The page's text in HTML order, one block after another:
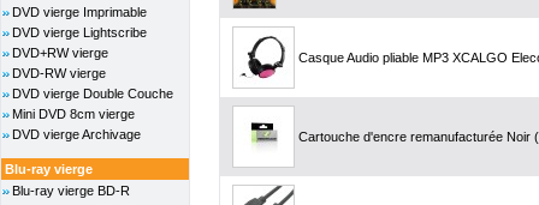
DVD vierge Imprimable
DVD vierge Lightscribe
DVD+RW vierge
DVD-RW vierge
DVD vierge Double Couche
Mini DVD 8cm vierge
DVD vierge Archivage
Blu-ray vierge
Blu-ray vierge BD-R
Casque Audio pliable MP3 XCALGO
Cartouche d'encre remanufacturée Noir